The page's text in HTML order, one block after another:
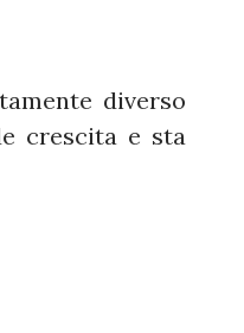
diverso
crescita e sta